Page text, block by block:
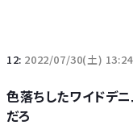
12: 2022/07/30(土)
色落ちしたワイドデ
だろ